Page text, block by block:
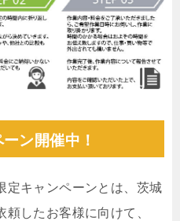
ン開催中！
定キャンペーンとは、茨城
したお客様に向けて、